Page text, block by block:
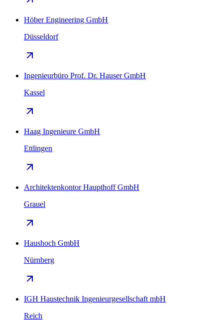
Höber Engineering GmbH
Düsseldorf
Ingenieurbüro Prof. Dr. Hauser GmbH
Kassel
Haag Ingenieure GmbH
Ettlingen
Architektenkontor Haupthoff GmbH
Grauel
Haushoch GmbH
Nürnberg
IGH Haustechnik Ingenieurgesellschaft mbH
Reich